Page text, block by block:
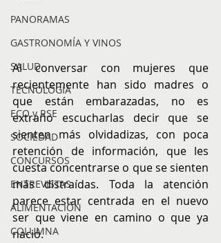
PANORAMAS
GASTRONOMÍA Y VINOS
SALUD
TECNOLOGÍA
ECO y RSE
SOCIEDAD
CONCURSOS
ENTREVISTAS
ALIMENTACIÓN
COLUMNA
Al conversar con mujeres que
recientemente han sido madres o
que están embarazadas, no es
extraño escucharlas decir que se
sienten más olvidadizas, con poca
retención de información, que les
cuesta concentrarse o que se sienten
más distraídas. Toda la atención
parece estar centrada en el nuevo
ser que viene en camino o que ya
nació.